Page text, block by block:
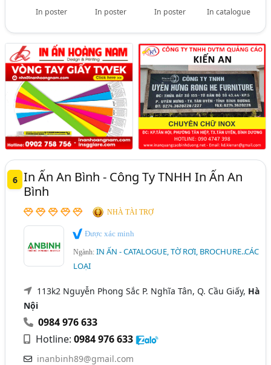
In poster In poster In poster In catalogue
6 In Ấn An Bình - Công Ty TNHH In Ấn An
Bình
NHÀ TÀI TRỢ
Được xác minh
Ngành:IN ẤN - CATALOGUE, TỜ RƠI, BROCHURE..CÁC
LOẠI
113k2 Nguyễn Phong Sắc P. Nghĩa Tân, Q. Cầu Giấy, Hà
Nội
0984 976 633
Hotline:0984 976 633
inanbinh89@gmail.com